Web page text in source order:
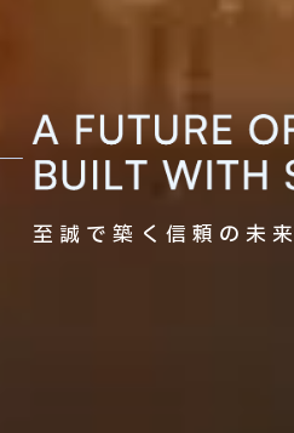
至誠で築く信頼の未来